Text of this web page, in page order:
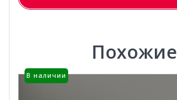
Похожие
В наличии